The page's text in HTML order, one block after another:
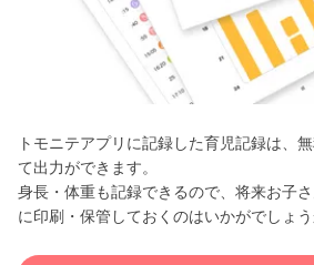
トモニテアプリに記録した育児記録は、
て出力ができます。
身長・体重も記録できるので、将来お子
に印刷・保管しておくのはいかがでしょう